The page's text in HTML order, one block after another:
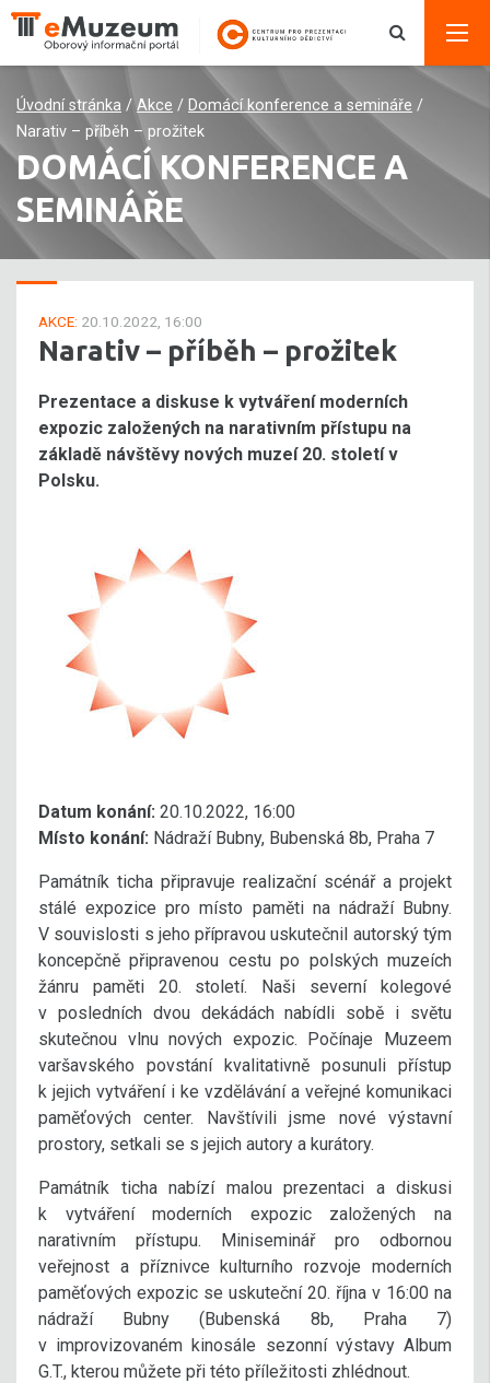
Úvodní stránka / Akce / Domácí konference a semináře /
Narativ – příběh – prožitek
DOMÁCÍ KONFERENCE A
SEMINÁŘE
AKCE: 20.10.2022, 16:00
Narativ – příběh – prožitek
Prezentace a diskuse k vytváření moderních
expozic založených na narativním přístupu na
základě návštěvy nových muzeí 20. století v
Polsku.
Datum konání: 20.10.2022, 16:00
Místo konání: Nádraží Bubny, Bubenská 8b, Praha 7
Památník ticha připravuje realizační scénář a projekt
stálé expozice pro místo paměti na nádraží Bubny.
V souvislosti s jeho přípravou uskutečnil autorský tým
koncepčně připravenou cestu po polských muzeích
žánru paměti 20. století. Naši severní kolegové
v posledních dvou dekádách nabídli sobě i světu
skutečnou vlnu nových expozic. Počínaje Muzeem
varšavského povstání kvalitativně posunuli přístup
k jejich vytváření i ke vzdělávání a veřejné komunikaci
paměťových center. Navštívili jsme nové výstavní
prostory, setkali se s jejich autory a kurátory.
Památník ticha nabízí malou prezentaci a diskusi
k vytváření moderních expozic založených na
narativním přístupu. Miniseminář pro odbornou
veřejnost a příznivce kulturního rozvoje moderních
paměťových expozic se uskuteční 20. října v 16:00 na
nádraží Bubny (Bubenská 8b, Praha 7)
v improvizovaném kinosále sezonní výstavy Album
G.T., kterou můžete při této příležitosti zhlédnout.